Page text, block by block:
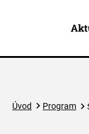
Úvod Program